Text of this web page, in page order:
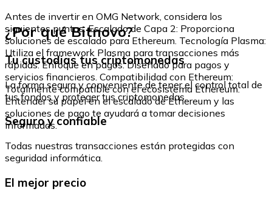
Antes de invertir en OMG Network, considera los
siguientes puntos: Escalado de Capa 2: Proporciona
soluciones de escalado para Ethereum. Tecnología Plasma:
Utiliza el framework Plasma para transacciones más
rápidas. Enfoque en pagos: Diseñado para pagos y
servicios financieros. Compatibilidad con Ethereum:
Totalmente compatible con el ecosistema Ethereum.
Entender su papel en el escalado de Ethereum y las
soluciones de pago te ayudará a tomar decisiones
informadas.
¿Por qué Bitnovo?
Tu custodias tus criptomonedas
La forma segura y conveniente de tener el control total de
tus fondos y proteger tus criptomonedas.
Seguro y confiable
Todas nuestras transacciones están protegidas con
seguridad informática.
El mejor precio